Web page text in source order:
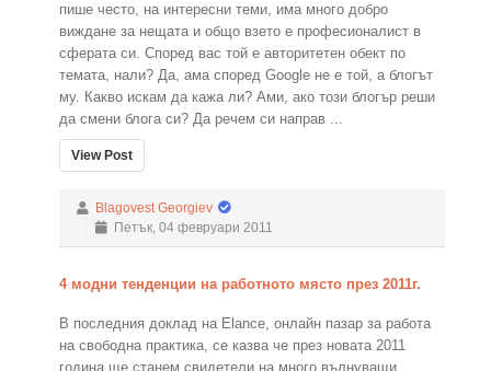
пише често, на интересни теми, има много добро
виждане за нещата и общо взето е професионалист в
сферата си. Според вас той е авторитетен обект по
темата, нали? Да, ама според Google не е той, а блогът
му. Какво искам да кажа ли? Ами, ако този блогър реши
да смени блога си? Да речем си направ ...
View Post
Blagovest Georgiev
Петък, 04 февруари 2011
4 модни тенденции на работното място през 2011г.
В последния доклад на Elance, онлайн пазар за работа
на свободна практика, се казва че през новата 2011
година ще станем свидетели на много вълнуващи